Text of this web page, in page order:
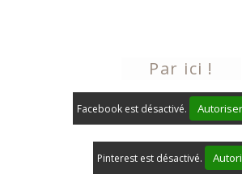
Par ici !
Facebook est désactivé. Autoriser
Pinterest est désactivé.